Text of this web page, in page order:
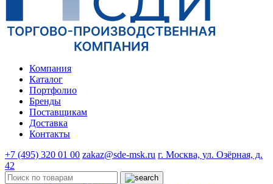
Компания
Каталог
Портфолио
Бренды
Поставщикам
Доставка
Контакты
+7 (495) 320 01 00 zakaz@sde-msk.ru г. Москва, ул. Озёрная, д.
42